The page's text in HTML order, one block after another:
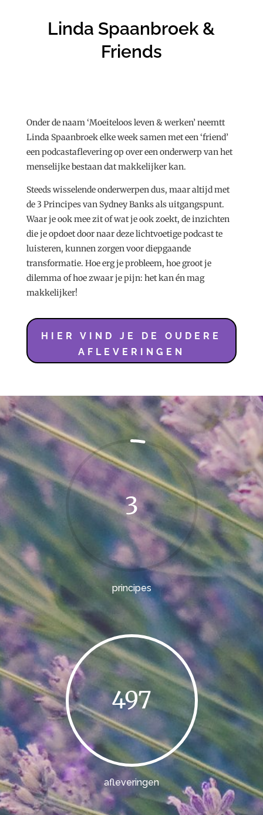
Linda Spaanbroek &
Friends
Onder de naam ‘Moeiteloos leven & werken’ neemtt
Linda Spaanbroek elke week samen met een ‘friend’
een podcastaflevering op over een onderwerp van het
menselijke bestaan dat makkelijker kan.
Steeds wisselende onderwerpen dus, maar altijd met
de 3 Principes van Sydney Banks als uitgangspunt.
Waar je ook mee zit of wat je ook zoekt, de inzichten
die je opdoet door naar deze lichtvoetige podcast te
luisteren, kunnen zorgen voor diepgaande
transformatie. Hoe erg je probleem, hoe groot je
dilemma of hoe zwaar je pijn: het kan én mag
makkelijker!
HIER VIND JE DE OUDERE
AFLEVERINGEN
3
principes
497
afleveringen